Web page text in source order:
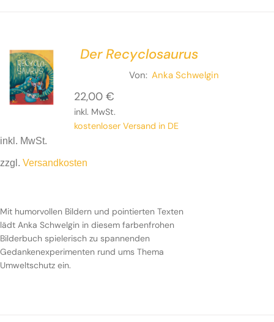
Der Recyclosaurus
Von: Anka Schwelgin
22,00 €
inkl. MwSt.
kostenloser Versand in DE
inkl. MwSt.
zzgl. Versandkosten
Mit humorvollen Bildern und pointierten Texten
lädt Anka Schwelgin in diesem farbenfrohen
Bilderbuch spielerisch zu spannenden
Gedankenexperimenten rund ums Thema
Umweltschutz ein.